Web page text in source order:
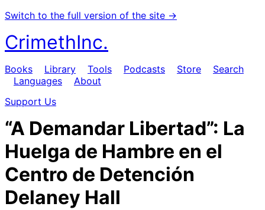
Switch to the full version of the site →
CrimethInc.
Books Library Tools Podcasts Store
Search
Languages
About
Support Us
“A Demandar Libertad”: La
Huelga de Hambre en el
Centro de Detención
Delaney Hall